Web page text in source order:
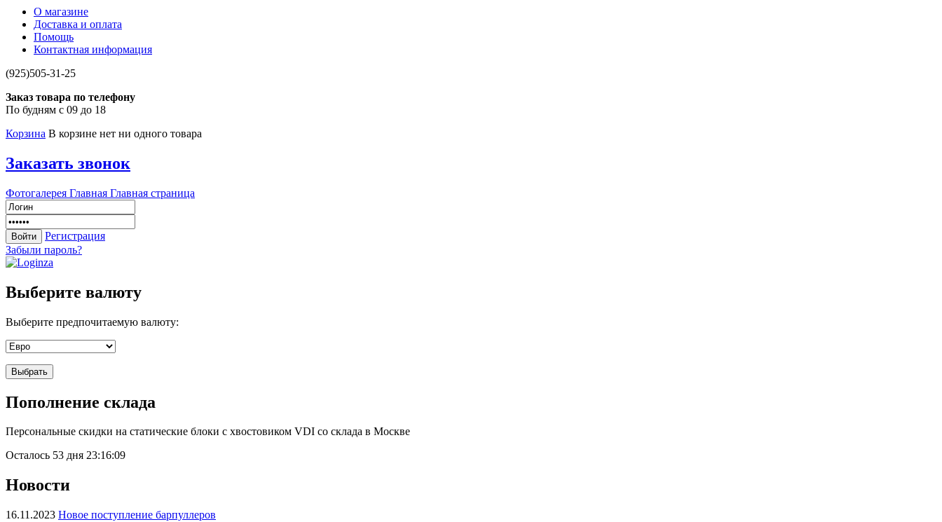
О магазине
Доставка и оплата
Помощь
Контактная информация
(925)505-31-25
Заказ товара по телефону
По будням с 09 до 18
Корзина В корзине нет ни одного товара
Заказать звонок
Фотогалерея Главная Главная страница
Регистрация
Забыли пароль?
Выберите валюту
Выберите предпочитаемую валюту:
Пополнение склада
Персональные скидки на статические блоки с хвостовиком VDI со склада в Москве
Осталось 53 дня 23:16:08
Новости
16.11.2023 Новое поступление барпуллеров